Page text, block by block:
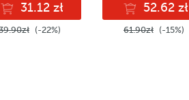
31.12 zł
(-22%)
52.62 zł
61.90zł (-15%)